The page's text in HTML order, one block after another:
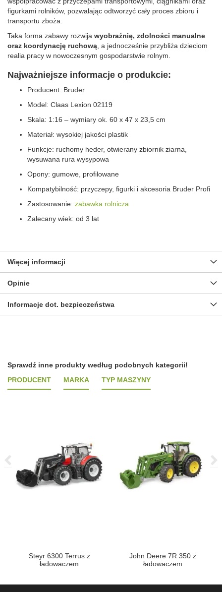
figurkami rolników, pozwalając odtworzyć cały proces zbioru i
transportu zboża.
Taka forma zabawy rozwija wyobraźnię, zdolności manualne
oraz koordynację ruchową , a jednocześnie przybliża dzieciom
realia pracy w nowoczesnym gospodarstwie rolnym.
Najważniejsze informacje o produkcie:
Producent: Bruder
Model: Claas Lexion 02119
Skala: 1:16 – wymiary ok. 60 x 47 x 23,5 cm
Materiał: wysokiej jakości plastik
Funkcje: ruchomy heder, otwierany zbiornik ziarna,
wysuwana rura wysypowa
Opony: gumowe, profilowane
Kompatybilność: przyczepy, figurki i akcesoria Bruder Profi
Zastosowanie: zabawka rolnicza
Zalecany wiek: od 3 lat
Więcej informacji
Opinie
Informacje dot. bezpieczeństwa
Sprawdź inne produkty według podobnych kategorii!
PRODUCENT
MARKA TYP MASZYNY
Steyr 6300 Terrus z
ładowaczem
John Deere 7R 350 z
ładowaczem